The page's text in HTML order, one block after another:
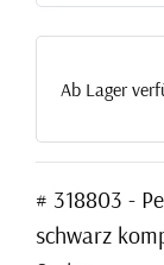
Ab Lager
# 318803 -
schwarz